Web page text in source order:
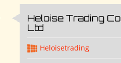
Heloise Trading Co
Ltd
Heloisetrading